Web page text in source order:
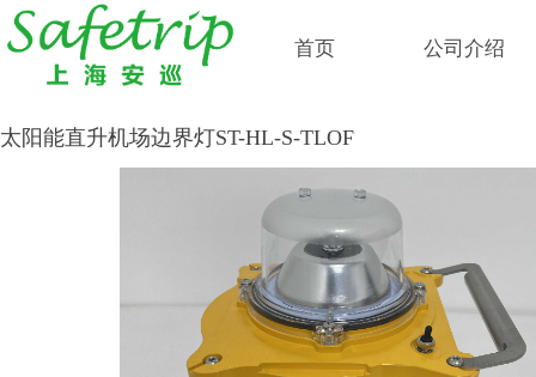
首页 公司介绍
太阳能直升机场边界灯ST-HL-S-TLOF